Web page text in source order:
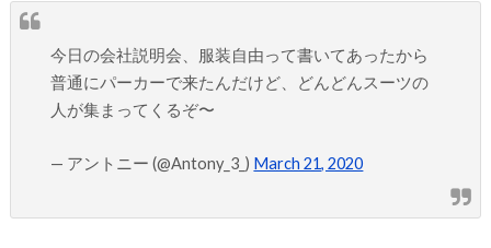
今日の会社説明会、服装自由って書いてあったから
普通にパーカーで来たんだけど、どんどんスーツの
人が集まってくるぞ〜
— アントニー (@Antony_3_) March 21, 2020